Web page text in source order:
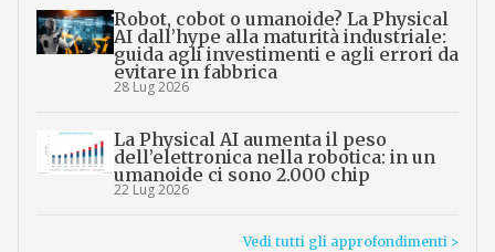
Robot, cobot o umanoide? La Physical
AI dall’hype alla maturità industriale:
guida agli investimenti e agli errori da
evitare in fabbrica
28 Lug 2026
La Physical AI aumenta il peso
dell’elettronica nella robotica: in un
umanoide ci sono 2.000 chip
22 Lug 2026
Vedi tutti gli approfondimenti >